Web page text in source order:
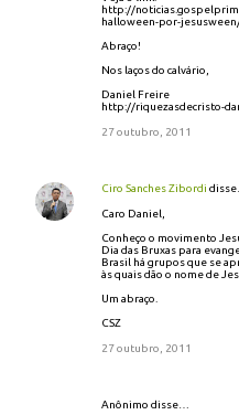
http://
halloween-por-
Abraço!
Nos laços do calvário,
Daniel Freire
http://riquezasdecristo-
27 outubro, 2011
Ciro Sanches Zibordi
Caro Daniel,
Conheço o movimento
Dia das Bruxas para
Brasil há grupos que se
às quais dão o nome de
Um abraço.
CSZ
27 outubro, 2011
Anônimo disse…